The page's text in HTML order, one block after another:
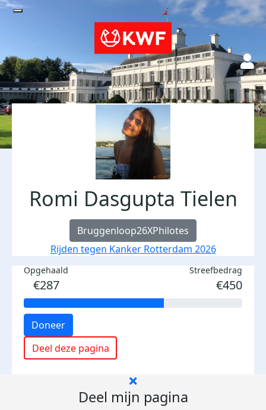
Romi Dasgupta Tielen
Bruggenloop26XPhilotes
Rijden tegen Kanker Rotterdam 2026
Opgehaald
€287
Streefbedrag
€450
Doneer
Deel deze pagina
Deel mijn pagina